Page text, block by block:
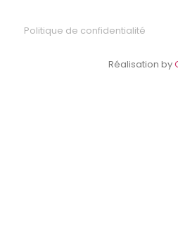
Politique de confidentialité
Réalisation by